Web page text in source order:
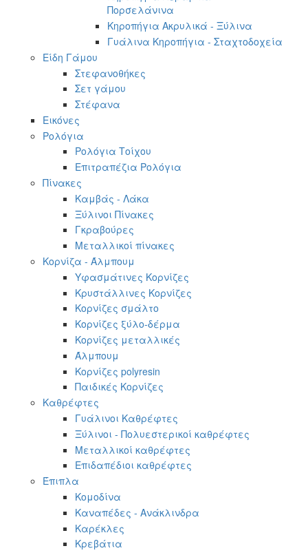
Πορσελάνινα
Κηροπήγια Ακρυλικά - Ξύλινα
Γυάλινα Κηροπήγια - Σταχτοδοχεία
Είδη Γάμου
Στεφανοθήκες
Σετ γάμου
Στέφανα
Εικόνες
Ρολόγια
Ρολόγια Τοίχου
Επιτραπέζια Ρολόγια
Πίνακες
Καμβάς - Λάκα
Ξύλινοι Πίνακες
Γκραβούρες
Μεταλλικοί πίνακες
Κορνίζα - Άλμπουμ
Υφασμάτινες Κορνίζες
Κρυστάλλινες Κορνίζες
Κορνίζες σμάλτο
Κορνίζες ξύλο-δέρμα
Κορνίζες μεταλλικές
Άλμπουμ
Κορνίζες polyresin
Παιδικές Κορνίζες
Καθρέφτες
Γυάλινοι Καθρέφτες
Ξύλινοι - Πολυεστερικοί καθρέφτες
Μεταλλικοί καθρέφτες
Επιδαπέδιοι καθρέφτες
Έπιπλα
Κομοδίνα
Καναπέδες - Ανάκλινδρα
Καρέκλες
Κρεβάτια